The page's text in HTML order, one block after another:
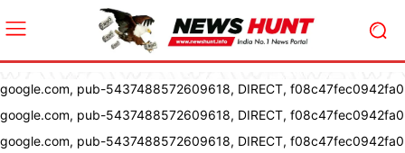
google.com, pub-5437488572609618, DIRECT, f08c47fec0942fa0
google.com, pub-5437488572609618, DIRECT, f08c47fec0942fa0
google.com, pub-5437488572609618, DIRECT, f08c47fec0942fa0